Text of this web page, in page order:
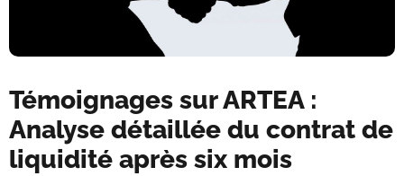
Témoignages sur ARTEA :
Analyse détaillée du contrat de
liquidité après six mois